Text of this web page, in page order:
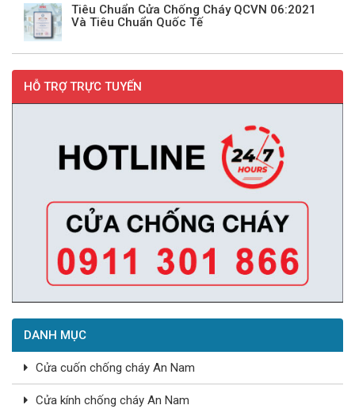
Tiêu Chuẩn Cửa Chống Cháy QCVN 06:2021
Và Tiêu Chuẩn Quốc Tế
HỖ TRỢ TRỰC TUYẾN
DANH MỤC
Cửa cuốn chống cháy An Nam
Cửa kính chống cháy An Nam